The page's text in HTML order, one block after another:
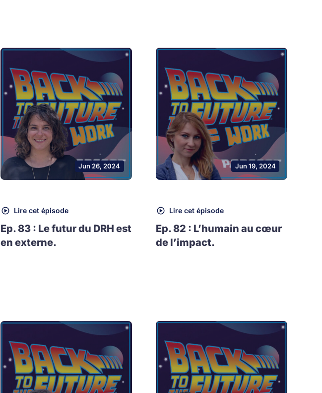
Jun 26, 2024
Lire cet épisode
Ep. 83 : Le futur du DRH est
en externe.
Jun 19, 2024
Lire cet épisode
Ep. 82 : L’humain au cœur
de l’impact.